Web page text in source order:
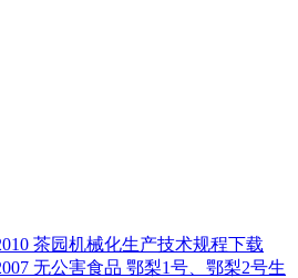
茶园机械化生产技术规程下载
无公害食品 鄂梨1号、鄂梨2号生